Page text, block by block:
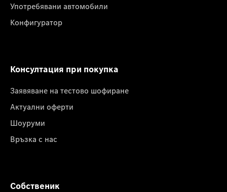
Употребявани автомобили
Конфигуратор
Консултация при покупка
Заявяване на тестово шофиране
Актуални оферти
Шоуруми
Връзка с нас
Собственик